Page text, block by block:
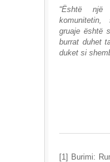
“Është
gruaje është
burrat duhet
duket si
[1] Burimi: